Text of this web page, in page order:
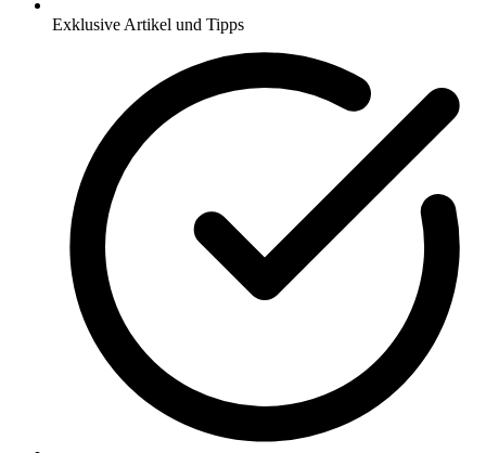
Exklusive Artikel und Tipps